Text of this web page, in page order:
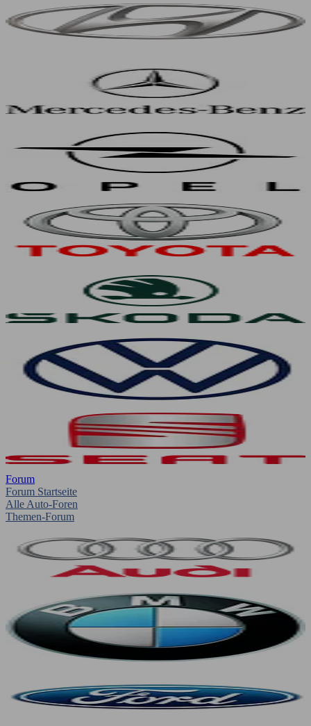
Forum
Forum Startseite
Alle Auto-Foren
Themen-Forum